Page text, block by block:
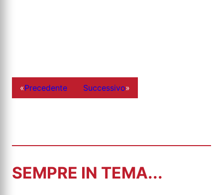
«Precedente Successivo»
SEMPRE IN TEMA...